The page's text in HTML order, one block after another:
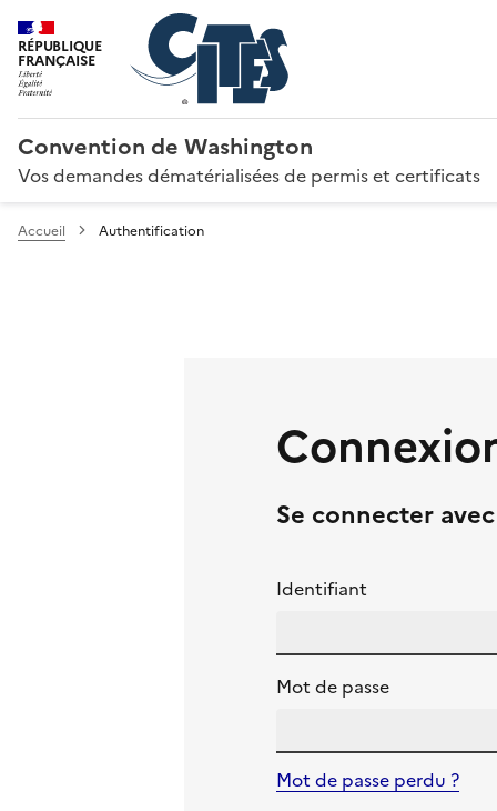
RÉPUBLIQUE
FRANÇAISE
Convention de Washington
Vos demandes dématérialisées de permis et certificats
Accueil Authentification
Se connecter
Identifiant
Mot de passe
Mot de passe perdu ?